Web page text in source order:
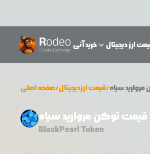
خرید آنی ارز دیجیتال
صفحه اصلی/قیمت ارزدیجیتال/سیاه
قیمت توکن مروارید سیاه
BlackPearl Token